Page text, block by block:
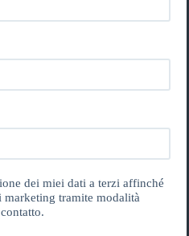
dei miei dati a terzi affinché
tramite modalità